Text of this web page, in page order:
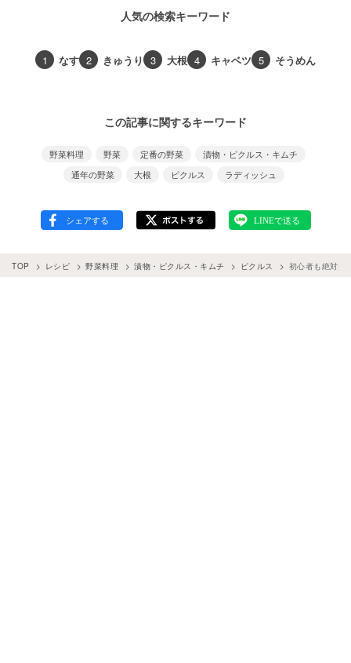
人気の検索キーワード
1 なす 2 きゅうり 3 大根 4 キャベツ 5 そうめん
この記事に関するキーワード
野菜料理 野菜 定番の野菜
漬物・ピクルス・キムチ
通年の野菜
大根 ピクルス ラディッシュ
TOP レシピ 野菜料理 漬物・ピクルス・キムチ ピクルス 初心者も絶対失